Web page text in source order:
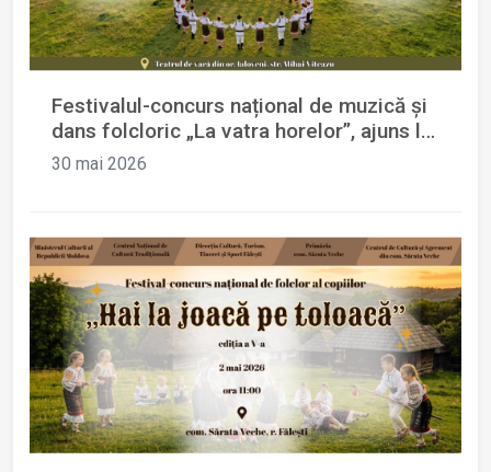
Festivalul-concurs național de muzică și
dans folcloric „La vatra horelor”, ajuns la
cea de-a XXXIII-a ediție.
30 mai 2026